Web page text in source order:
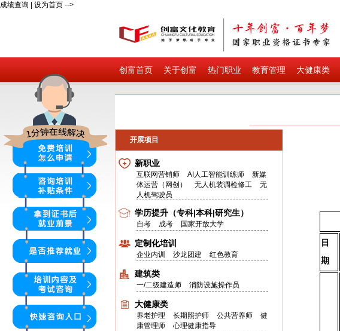
成绩查询 设为首页 -->
创富首页 关于创富 热门职业 教育管理 大健康类
开展项目
新职业
互联网营销师 AI人工智能训练师
新媒
体运营（网创）
无人机装调检修工
无
人机驾驶员
学历提升（专科|本科|研究生）
自考 成考 国家开放大学
定制化培训
企业内训 沙龙团建 红色教育
建筑类
一/二级建造师 消防设施操作员
大健康类
养老护理 长期照护师 公共营养师
健
康管理师
心理健康指导
日
期